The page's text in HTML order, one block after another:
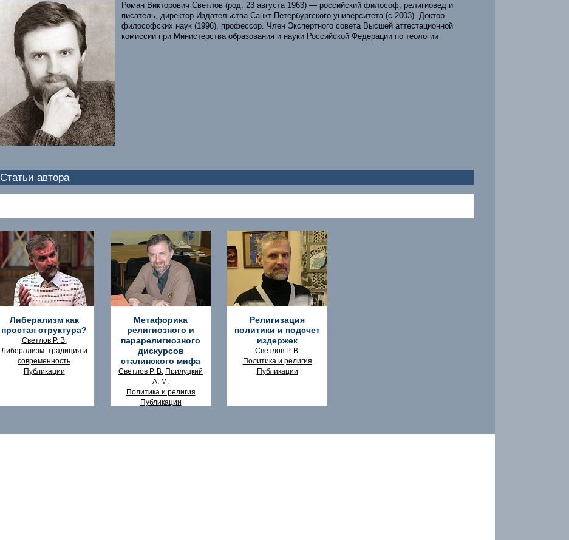
Роман Викторович Светлов (род. 23 августа 1963) — российский философ, религиовед и
писатель, директор Издательства Санкт-Петербургского университета (c 2003). Доктор
философских наук (1996), профессор. Член Экспертного совета Высшей аттестационной
комиссии при Министерства образования и науки Российской Федерации по теологии
Статьи автора
Либерализм как
простая структура?
Светлов Р. В.
Либерализм: традиция и
современность
Публикации
Метафорика
религиозного и
парарелигиозного
дискурсов
сталинского мифа
Светлов Р. В. Прилуцкий
А. М.
Политика и религия
Публикации
Религизация
политики и подсчет
издержек
Светлов Р. В.
Политика и религия
Публикации